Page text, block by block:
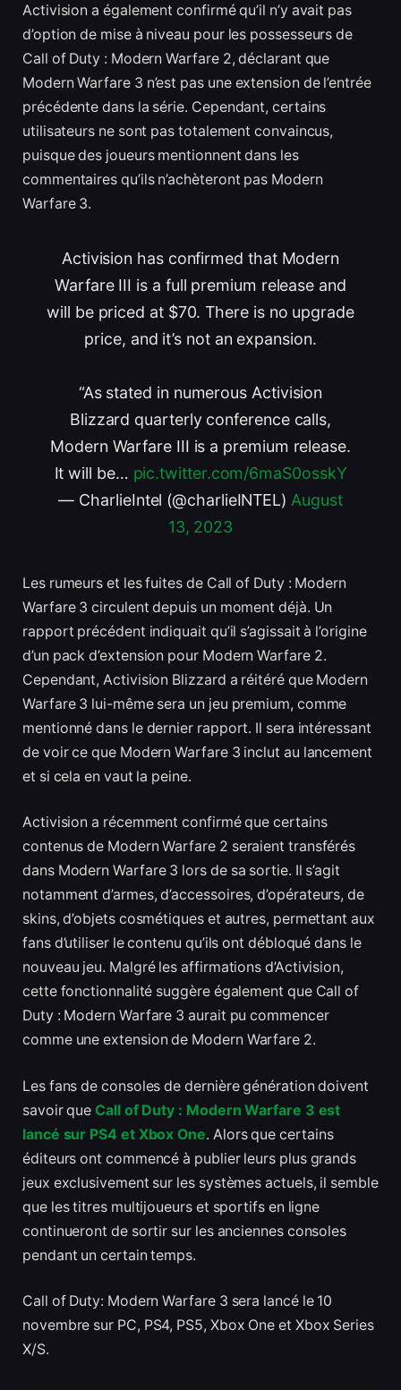
Activision a également confirmé qu’il n’y avait pas
d’option de mise à niveau pour les possesseurs de
Call of Duty : Modern Warfare 2, déclarant que
Modern Warfare 3 n’est pas une extension de l’entrée
précédente dans la série. Cependant, certains
utilisateurs ne sont pas totalement convaincus,
puisque des joueurs mentionnent dans les
commentaires qu’ils n’achèteront pas Modern
Warfare 3.
Activision has confirmed that Modern
Warfare III is a full premium release and
will be priced at $70. There is no upgrade
price, and it’s not an expansion.
“As stated in numerous Activision
Blizzard quarterly conference calls,
Modern Warfare III is a premium release.
It will be… pic.twitter.com/6maS0osskY
— CharlieIntel (@charlieINTEL) August
13, 2023
Les rumeurs et les fuites de Call of Duty : Modern
Warfare 3 circulent depuis un moment déjà. Un
rapport précédent indiquait qu’il s’agissait à l’origine
d’un pack d’extension pour Modern Warfare 2.
Cependant, Activision Blizzard a réitéré que Modern
Warfare 3 lui-même sera un jeu premium, comme
mentionné dans le dernier rapport. Il sera intéressant
de voir ce que Modern Warfare 3 inclut au lancement
et si cela en vaut la peine.
Activision a récemment confirmé que certains
contenus de Modern Warfare 2 seraient transférés
dans Modern Warfare 3 lors de sa sortie. Il s’agit
notamment d’armes, d’accessoires, d’opérateurs, de
skins, d’objets cosmétiques et autres, permettant aux
fans d’utiliser le contenu qu’ils ont débloqué dans le
nouveau jeu. Malgré les affirmations d’Activision,
cette fonctionnalité suggère également que Call of
Duty : Modern Warfare 3 aurait pu commencer
comme une extension de Modern Warfare 2.
Les fans de consoles de dernière génération doivent
savoir que Call of Duty : Modern Warfare 3 est
lancé sur PS4 et Xbox One. Alors que certains
éditeurs ont commencé à publier leurs plus grands
jeux exclusivement sur les systèmes actuels, il semble
que les titres multijoueurs et sportifs en ligne
continueront de sortir sur les anciennes consoles
pendant un certain temps.
Call of Duty: Modern Warfare 3 sera lancé le 10
novembre sur PC, PS4, PS5, Xbox One et Xbox Series
X/S.